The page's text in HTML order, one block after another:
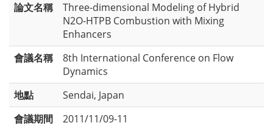
論文名稱
Three-dimensional Modeling of Hybrid
N2O-HTPB Combustion with Mixing
Enhancers
會議名稱
8th International Conference on Flow
Dynamics
地點
Sendai, Japan
會議期間
2011/11/09-11